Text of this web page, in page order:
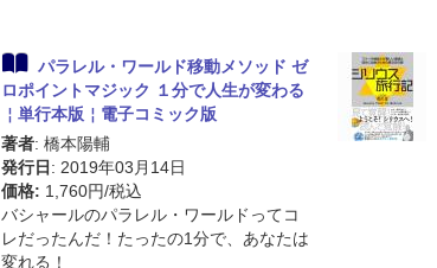
パラレル・ワールド移動メソッド ゼ
ロポイントマジック １分で人生が変わる
￤単行本版￤電子コミック版
著者: 橋本陽輔
発行日 : 2019年03月14日
価格: 1,760円/税込
バシャールのパラレル・ワールドってコ
レだったんだ！たったの1分で、あなたは
変れる！